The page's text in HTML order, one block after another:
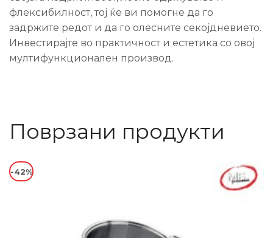
флексибилност, тој ќе ви помогне да го
задржите редот и да го олесните секојдневието.
Инвестирајте во практичност и естетика со овој
мултифункционален производ.
Поврзани продукти
-42%